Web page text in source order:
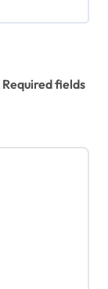
Required fields